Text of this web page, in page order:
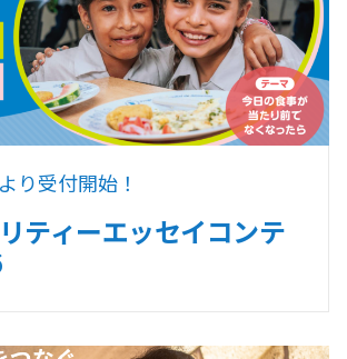
り受付開始！
ティーエッセイコンテ